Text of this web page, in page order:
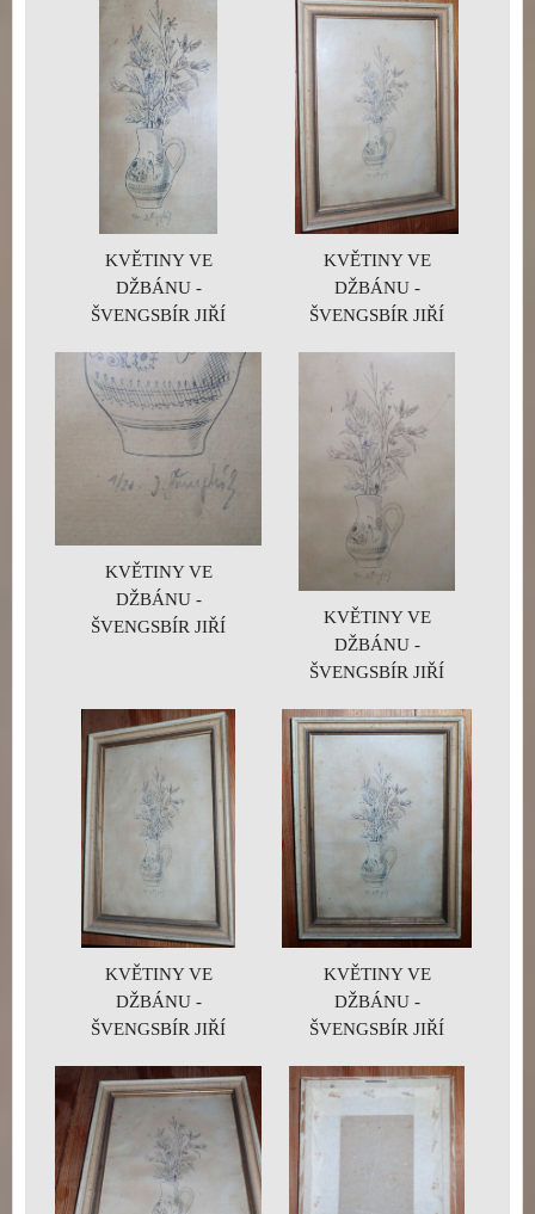
KVĚTINY VE
DŽBÁNU -
ŠVENGSBÍR JIŘÍ
KVĚTINY VE
DŽBÁNU -
ŠVENGSBÍR JIŘÍ
KVĚTINY VE
DŽBÁNU -
ŠVENGSBÍR JIŘÍ
KVĚTINY VE
DŽBÁNU -
ŠVENGSBÍR JIŘÍ
KVĚTINY VE
DŽBÁNU -
ŠVENGSBÍR JIŘÍ
KVĚTINY VE
DŽBÁNU -
ŠVENGSBÍR JIŘÍ